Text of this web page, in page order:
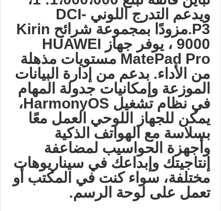
ويدعم التدرج اللوني DCI-
P3. مزودًا بمجموعة شرائح Kirin
9000 ، يوفر جهاز HUAWEI
MatePad Pro مستويات مذهلة
من الأداء. بدعم من إدارة البيانات
الموزعة وإمكانيات جدولة المهام
في نظام تشغيل
،
يمكن للجهاز اللوحي العمل معًا
بسلاسة مع الهواتف الذكية
وأجهزة الحواسيب لمضاعفة
إنتاجيتك وإبداعك في سيناريوهات
مختلفة، سواء كنت في المكتب أو
تعمل على لوحة الرسم.